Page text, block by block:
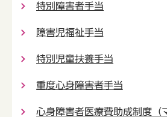
特別障害者手当
障害児福祉手当
特別児童扶養手当
重度心身障害者手当
心身障害者医療費助成制度（